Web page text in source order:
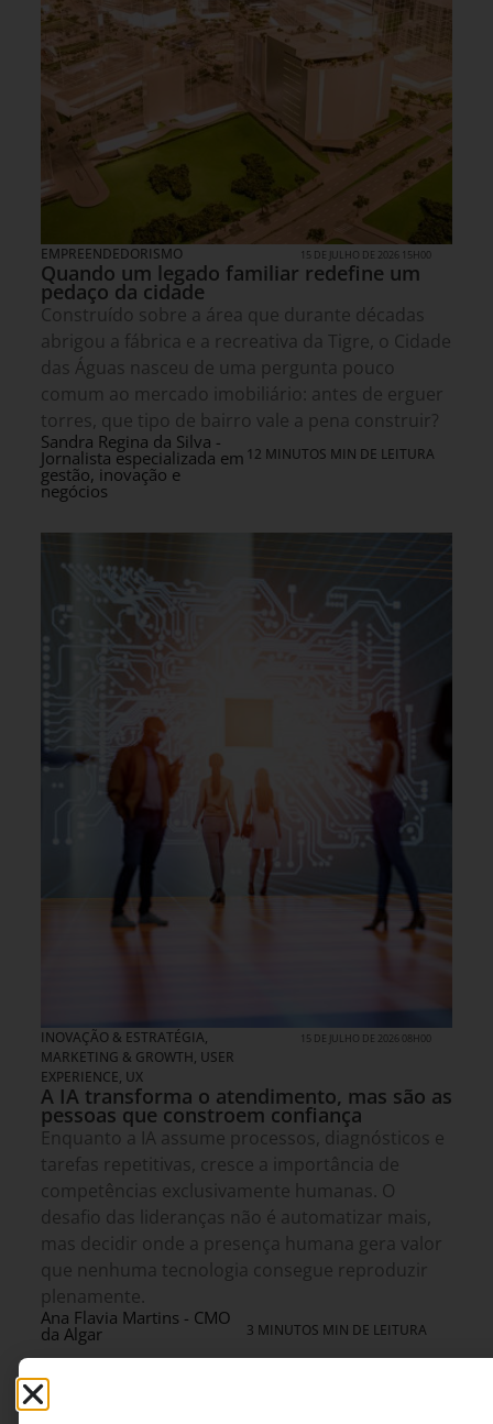
EMPREENDEDORISMO 15 DE JULHO DE 2026 15H00
Quando um legado familiar redefine um
pedaço da cidade
Construído sobre a área que durante décadas
abrigou a fábrica e a recreativa da Tigre, o Cidade
das Águas nasceu de uma pergunta pouco
comum ao mercado imobiliário: antes de erguer
torres, que tipo de bairro vale a pena construir?
Sandra Regina da Silva -
Jornalista especializada em
gestão, inovação e
negócios
12 MINUTOS MIN DE LEITURA
INOVAÇÃO & ESTRATÉGIA,
MARKETING & GROWTH, USER
EXPERIENCE, UX
15 DE JULHO DE 2026 08H00
A IA transforma o atendimento, mas são as
pessoas que constroem confiança
Enquanto a IA assume processos, diagnósticos e
tarefas repetitivas, cresce a importância de
competências exclusivamente humanas. O
desafio das lideranças não é automatizar mais,
mas decidir onde a presença humana gera valor
que nenhuma tecnologia consegue reproduzir
plenamente.
Ana Flavia Martins - CMO
da Algar 3 MINUTOS MIN DE LEITURA